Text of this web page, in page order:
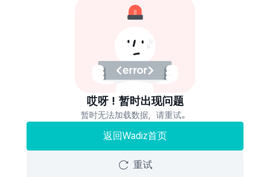
哎呀！暂时出现问题
暂时无法加载数据，请重试。
返回Wadiz首页
重试